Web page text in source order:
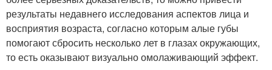
результаты недавнего исследования аспектов лица и
восприятия возраста, согласно которым алые губы
помогают сбросить несколько лет в глазах окружающих,
то есть оказывают визуально омолаживающий эффект.